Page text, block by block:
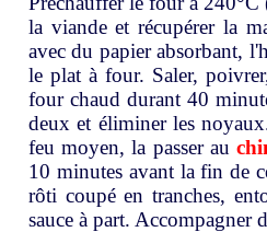
la viande et récupérer la
avec du papier absorbant,
le plat à four. Saler,
four chaud durant 40
deux et éliminer les
feu moyen, la passer au
10 minutes avant la fin de
rôti coupé en tranches,
sauce à part. Accompagner